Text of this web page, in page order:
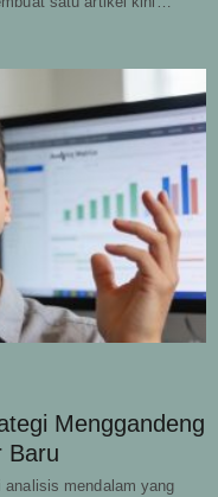
Menggandeng
Baru
mendalam yang